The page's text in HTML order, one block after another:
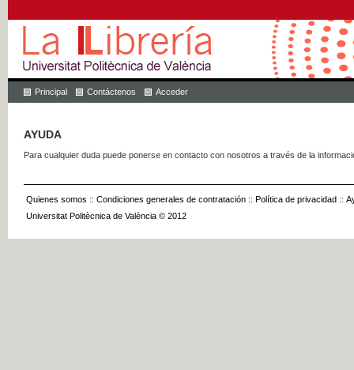
Principal Contáctenos Acceder
AYUDA
Para cualquier duda puede ponerse en contacto con nosotros a través de la
Quienes somos :: Condiciones generales de contratación :: Política de privacidad ::
Universitat Politècnica de València © 2012